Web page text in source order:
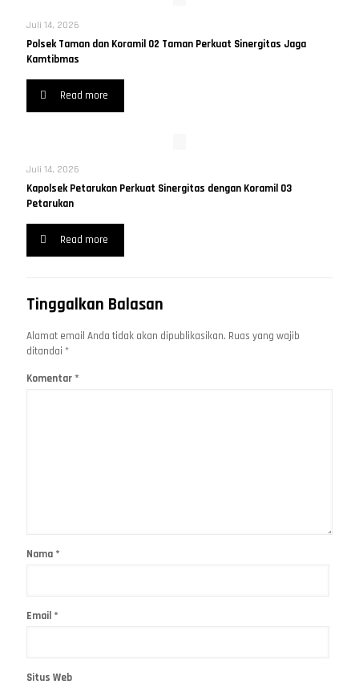
Juli 14, 2026
Polsek Taman dan Koramil 02 Taman Perkuat Sinergitas Jaga
Kamtibmas
Read more
Juli 14, 2026
Kapolsek Petarukan Perkuat Sinergitas dengan Koramil 03
Petarukan
Read more
Tinggalkan Balasan
Alamat email Anda tidak akan dipublikasikan. Ruas yang wajib
ditandai *
Komentar *
Nama *
Email *
Situs Web